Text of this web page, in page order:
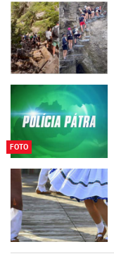
FOTO